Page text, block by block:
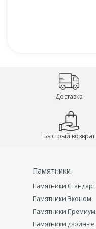
Доставка
Быстрый возврат
Памятники
Памятники Стандарт
Памятники Эконом
Памятники Премиум
Памятники двойные